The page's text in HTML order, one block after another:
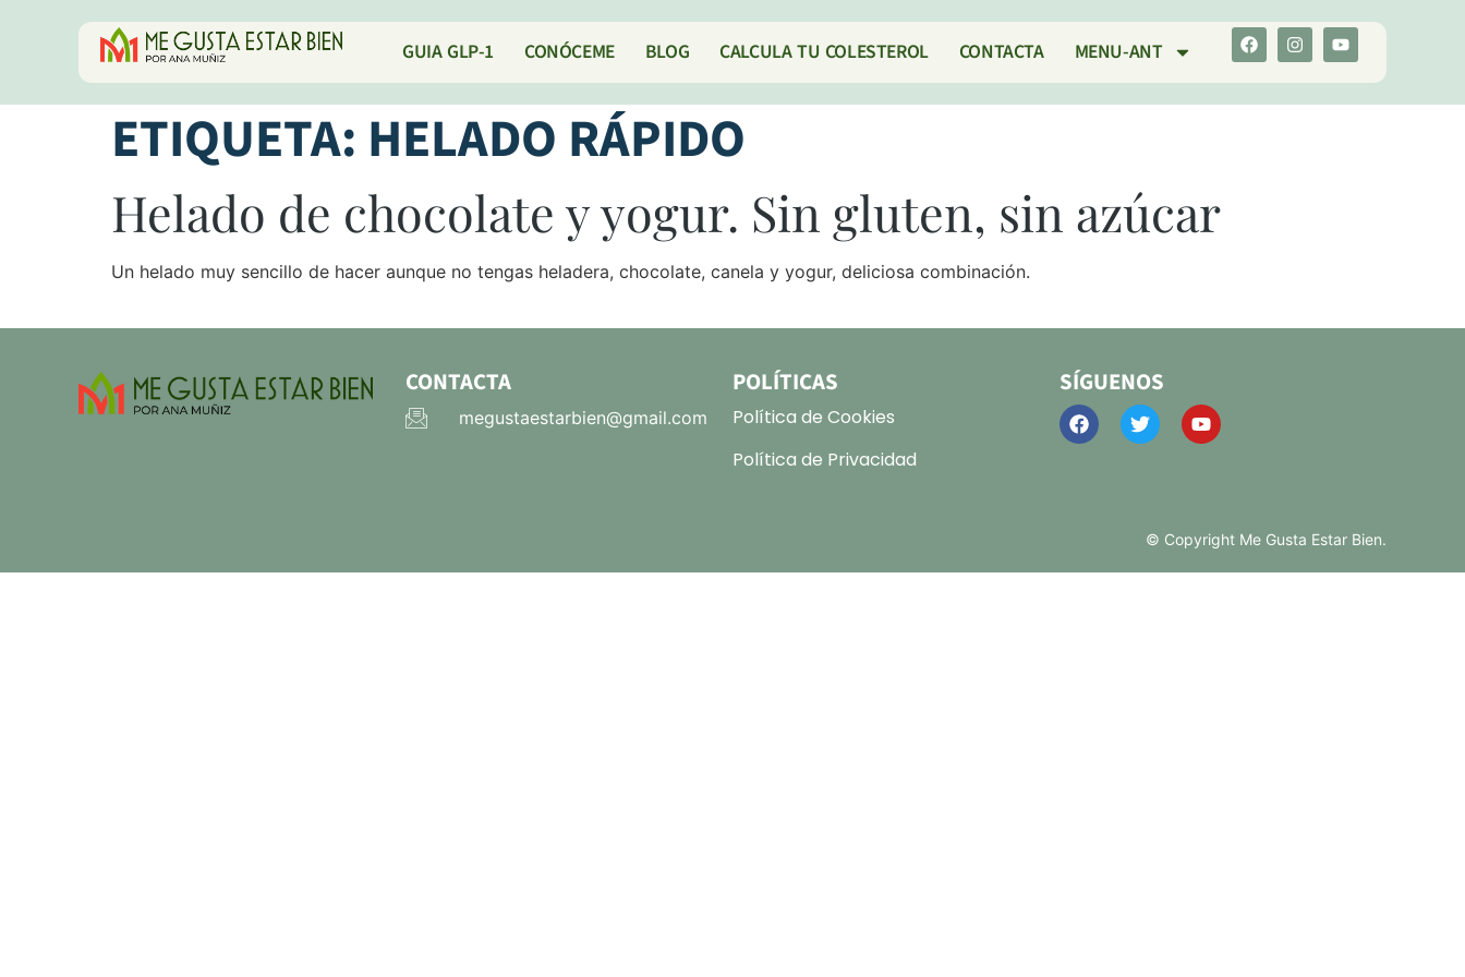
GUIA GLP-1 CONÓCEME BLOG CALCULA TU COLESTEROL CONTACTA MENU-ANT
ETIQUETA: HELADO RÁPIDO
Helado de chocolate y yogur. Sin gluten, sin azúcar
Un helado muy sencillo de hacer aunque no tengas heladera, chocolate, canela y yogur, deliciosa combinación.
CONTACTA
megustaestarbien@gmail.com
POLÍTICAS
Política de Cookies
Política de Privacidad
SÍGUENOS
© Copyright Me Gusta Estar Bien.